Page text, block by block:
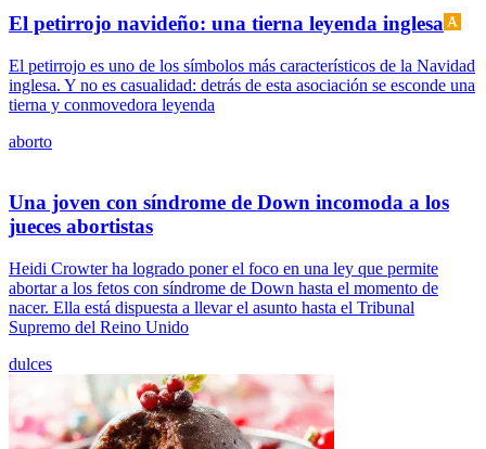
El petirrojo navideño: una tierna leyenda inglesa
El petirrojo es uno de los símbolos más característicos de la Navidad
inglesa. Y no es casualidad: detrás de esta asociación se esconde una
tierna y conmovedora leyenda
aborto
Una joven con síndrome de Down incomoda a los
jueces abortistas
Heidi Crowter ha logrado poner el foco en una ley que permite
abortar a los fetos con síndrome de Down hasta el momento de
nacer. Ella está dispuesta a llevar el asunto hasta el Tribunal
Supremo del Reino Unido
dulces